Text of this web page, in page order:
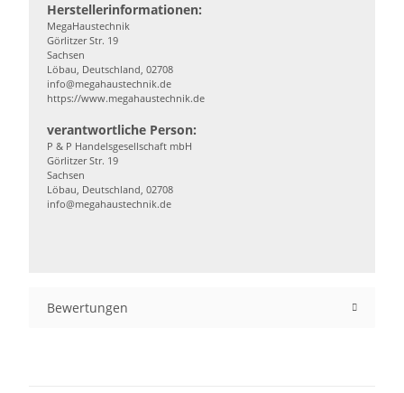
Herstellerinformationen:
MegaHaustechnik
Görlitzer Str. 19
Sachsen
Löbau, Deutschland, 02708
info@megahaustechnik.de
https://www.megahaustechnik.de
verantwortliche Person:
P & P Handelsgesellschaft mbH
Görlitzer Str. 19
Sachsen
Löbau, Deutschland, 02708
info@megahaustechnik.de
Bewertungen